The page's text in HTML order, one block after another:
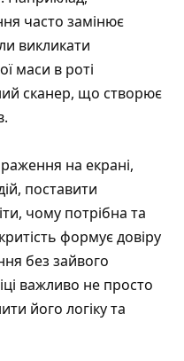
часто замінює
викликати
маси в роті
сканер, що створює
на екрані,
поставити
чому потрібна та
формує довіру
без зайвого
важливо не просто
його логіку та